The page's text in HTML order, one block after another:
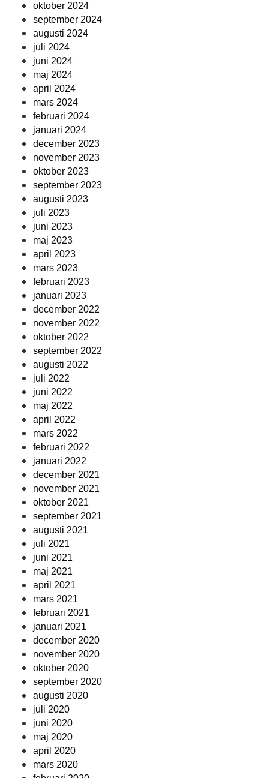
oktober 2024
september 2024
augusti 2024
juli 2024
juni 2024
maj 2024
april 2024
mars 2024
februari 2024
januari 2024
december 2023
november 2023
oktober 2023
september 2023
augusti 2023
juli 2023
juni 2023
maj 2023
april 2023
mars 2023
februari 2023
januari 2023
december 2022
november 2022
oktober 2022
september 2022
augusti 2022
juli 2022
juni 2022
maj 2022
april 2022
mars 2022
februari 2022
januari 2022
december 2021
november 2021
oktober 2021
september 2021
augusti 2021
juli 2021
juni 2021
maj 2021
april 2021
mars 2021
februari 2021
januari 2021
december 2020
november 2020
oktober 2020
september 2020
augusti 2020
juli 2020
juni 2020
maj 2020
april 2020
mars 2020